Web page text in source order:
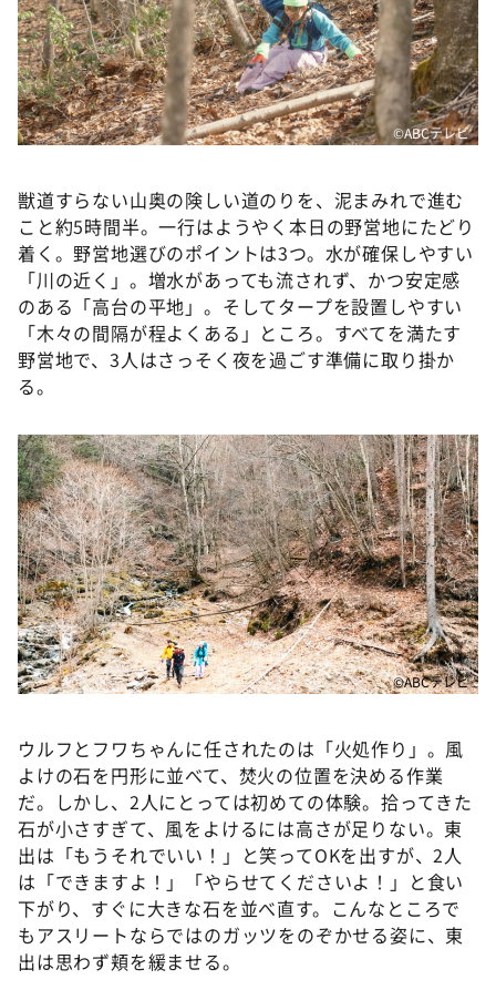
©ABCテレビ
獣道すらない山奥の険しい道のりを、泥まみれで進む
こと約5時間半。一行はようやく本日の野営地にたどり
着く。野営地選びのポイントは3つ。水が確保しやすい
「川の近く」。増水があっても流されず、かつ安定感
のある「高台の平地」。そしてタープを設置しやすい
「木々の間隔が程よくある」ところ。すべてを満たす
野営地で、3人はさっそく夜を過ごす準備に取り掛か
る。
©ABCテレビ
ウルフとフワちゃんに任されたのは「火処作り」。風
よけの石を円形に並べて、焚火の位置を決める作業
だ。しかし、2人にとっては初めての体験。拾ってきた
石が小さすぎて、風をよけるには高さが足りない。東
出は「もうそれでいい！」と笑ってOKを出すが、2人
は「できますよ！」「やらせてくださいよ！」と食い
下がり、すぐに大きな石を並べ直す。こんなところで
もアスリートならではのガッツをのぞかせる姿に、東
出は思わず頬を緩ませる。